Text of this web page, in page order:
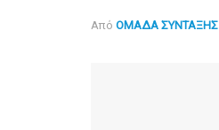
Από ΟΜΑΔΑ ΣΥΝΤΑΞΗΣ